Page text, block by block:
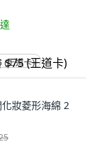
(王道卡)
妝菱形海綿 2